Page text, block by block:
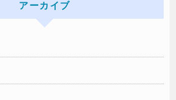
アーカイブ